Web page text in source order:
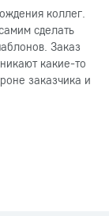
коллег.
сделать
Заказ
какие-то
заказчика и